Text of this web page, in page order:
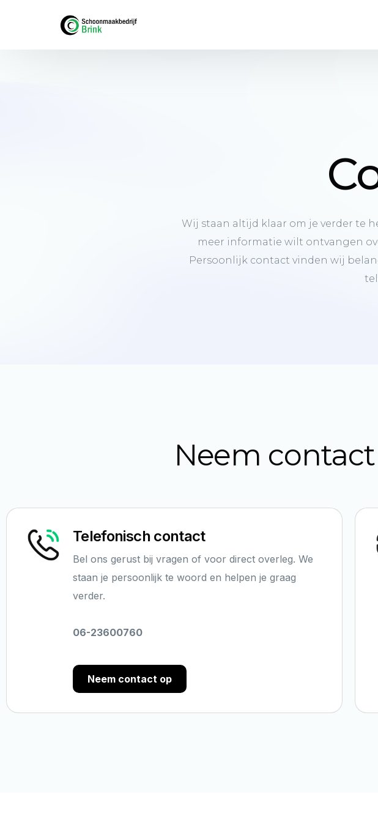
Wij staan altijd klaar om je verder te
meer informatie wilt ontvangen
Persoonlijk contact vinden wij
Neem
Telefonisch contact
Bel ons gerust bij vragen of voor direct overleg. We
staan je persoonlijk te woord en helpen je graag
verder.
06-23600760
Neem contact op